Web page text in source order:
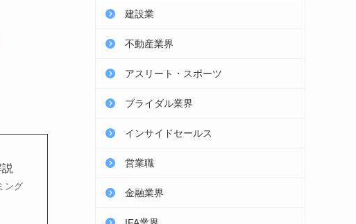
ング
建設業
不動産業界
アスリート・スポーツ
ブライダル業界
インサイドセールス
営業職
金融業界